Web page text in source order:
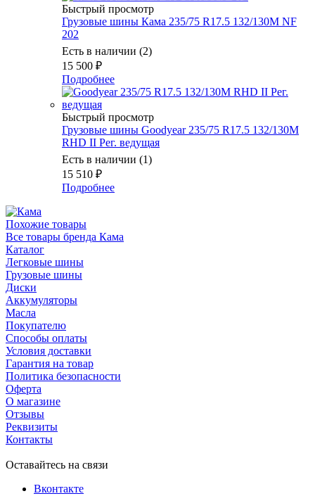
Быстрый просмотр
Грузовые шины Кама 235/75 R17.5 132/130M NF
202
Есть в наличии (2)
15 500 ₽
Подробнее
Быстрый просмотр
Грузовые шины Goodyear 235/75 R17.5 132/130M
RHD II Рег. ведущая
Есть в наличии (1)
15 510 ₽
Подробнее
Похожие товары
Все товары бренда Кама
Каталог
Легковые шины
Грузовые шины
Диски
Аккумуляторы
Масла
Покупателю
Способы оплаты
Условия доставки
Гарантия на товар
Политика безопасности
Оферта
О магазине
Отзывы
Реквизиты
Контакты
Оставайтесь на связи
Вконтакте